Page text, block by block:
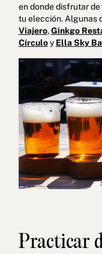
en donde disfrutar
tu elección. Algunas
Viajero,Ginkgo
Círculoy Ella Sky
Practicar